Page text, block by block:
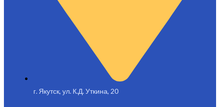
г. Якутск, ул. К.Д. Уткина, 20